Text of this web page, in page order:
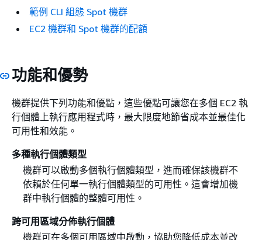
範例 CLI 組態 Spot 機群
EC2 機群和 Spot 機群的配額
功能和優勢
機群提供下列功能和優點，這些優點可讓您在多個 EC2 執
行個體上執行應用程式時，最大限度地節省成本並最佳化
可用性和效能。
多種執行個體類型
機群可以啟動多個執行個體類型，進而確保該機群不
依賴於任何單一執行個體類型的可用性。這會增加機
群中執行個體的整體可用性。
跨可用區域分佈執行個體
機群可在多個可用區域中啟動，協助您降低成本並改